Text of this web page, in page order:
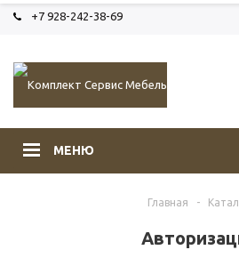
+7 928-242-38-69
МЕНЮ
Главная -